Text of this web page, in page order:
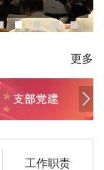
更多
工作职责